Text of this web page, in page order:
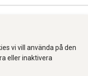
vi vill använda på den
eller inaktivera